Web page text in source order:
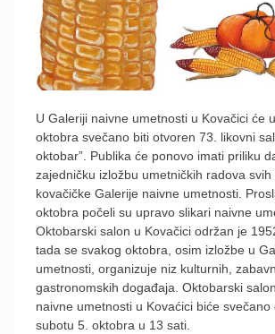
U Galeriji naivne umetnosti u Kovačici će
oktobra svečano biti otvoren 73. likovni
oktobar”. Publika će ponovo imati priliku
zajedničku izložbu umetničkih radova svih
kovačičke Galerije naivne umetnosti.
oktobra počeli su upravo slikari naivne
Oktobarski salon u Kovačici održan je
tada se svakog oktobra, osim izložbe u
umetnosti, organizuje niz kulturnih,
gastronomskih događaja. Oktobarski
naivne umetnosti u Kovaćici biće svečano
subotu 5. oktobra u 13 sati.